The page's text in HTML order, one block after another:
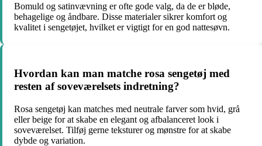
Bomuld og satinvævning er ofte gode valg, da de er bløde,
behagelige og åndbare. Disse materialer sikrer komfort og
kvalitet i sengetøjet, hvilket er vigtigt for en god nattesøvn.
Hvordan kan man matche rosa sengetøj med
resten af soveværelsets indretning?
Rosa sengetøj kan matches med neutrale farver som hvid, grå
eller beige for at skabe en elegant og afbalanceret look i
soveværelset. Tilføj gerne teksturer og mønstre for at skabe
dybde og variation.